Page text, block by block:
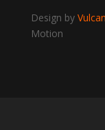
Design by
Motion